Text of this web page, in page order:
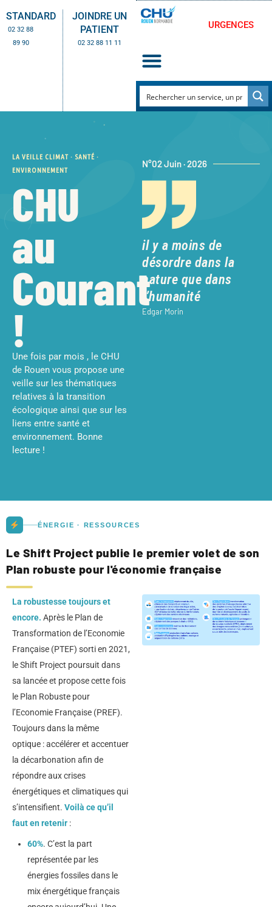
STANDARD
02 32 88
89 90
JOINDRE UN
PATIENT
02 32 88 11 11
URGENCES
LA VEILLE CLIMAT · SANTÉ ·
ENVIRONNEMENT
CHU
au
Courant
!
Une fois par mois , le CHU
de Rouen vous propose une
veille sur les thématiques
relatives à la transition
écologique ainsi que sur les
liens entre santé et
environnement. Bonne
lecture !
N°02 Juin · 2026
il y a moins de
désordre dans la
nature que dans
l’humanité
Edgar Morin
ÉNERGIE · RESSOURCES
Le Shift Project publie le premier volet de son
Plan robuste pour l'économie française
La robustesse toujours et
encore. Après le Plan de
Transformation de l’Economie
Française (PTEF) sorti en 2021,
le Shift Project poursuit dans
sa lancée et propose cette fois
le Plan Robuste pour
l’Economie Française (PREF).
Toujours dans la même
optique : accélérer et accentuer
la décarbonation afin de
répondre aux crises
énergétiques et climatiques qui
s’intensifient. Voilà ce qu’il
faut en retenir :
60%. C’est la part
représentée par les
énergies fossiles dans le
mix énergétique français